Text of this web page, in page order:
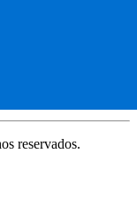
reservados.